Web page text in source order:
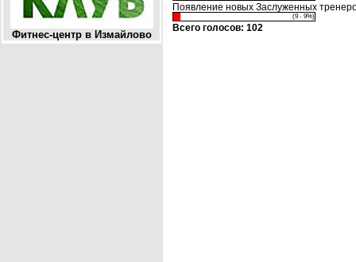
Фитнес-центр в Измайлово
Появление новых Заслуженных
(9 - 9%)
Всего голосов: 102